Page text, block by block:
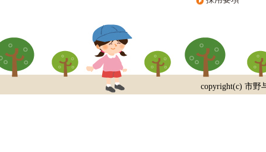
copyright(c) 市野